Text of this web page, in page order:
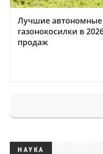
Лучшие автономные
газонокосилки в
продаж
НАУКА